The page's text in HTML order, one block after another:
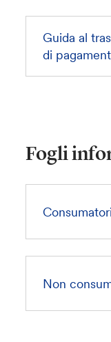
Guida al
di
Fogli
Consumatori
Non